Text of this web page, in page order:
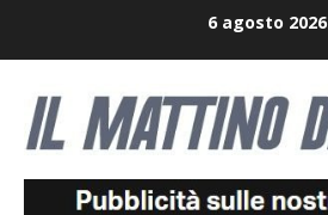
6 agosto 2026